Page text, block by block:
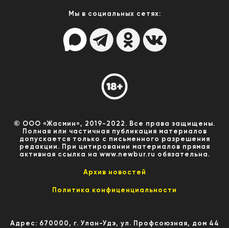
Мы в социальных сетях:
© ООО «Жасмин», 2019-2022. Все права защищены.
Полная или частичная публикация материалов
допускается только с письменного разрешения
редакции. При цитировании материалов прямая
активная ссылка на www.newbur.ru обязательна.
Архив новостей
Политика конфиценциальности
Адрес: 670000, г. Улан-Удэ, ул. Профсоюзная, дом 44